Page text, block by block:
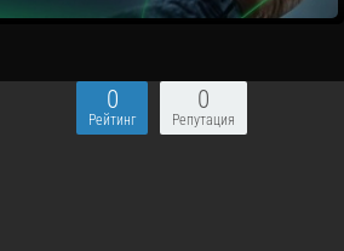
0
Репутация
0
Рейтинг